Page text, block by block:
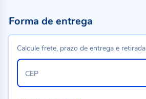
Forma de entrega
Calcule frete, prazo de entrega e retirada
CEP